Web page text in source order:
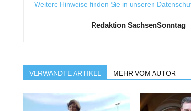
Weitere Hinweise finden Sie in unseren
Redaktion SachsenSonntag
VERWANDTE ARTIKEL MEHR VOM AUTOR